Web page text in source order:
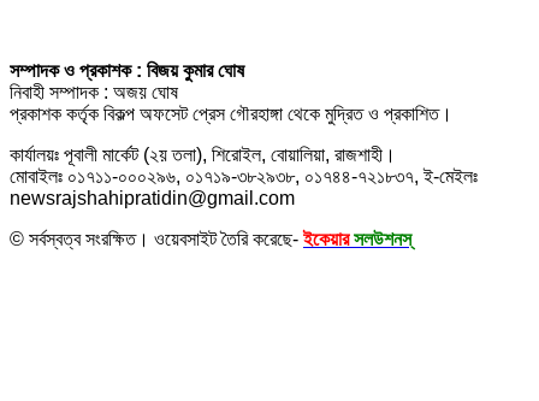
সম্পাদক ও প্রকাশক : বিজয় কুমার ঘোষ
নিবাহী সম্পাদক : অজয় ঘোষ
প্রকাশক কর্তৃক বিকল্প অফসেট প্রেস গৌরহাঙ্গা থেকে মুদ্রিত ও প্রকাশিত।
কার্যালয়ঃ পূবালী মার্কেট (২য় তলা), শিরোইল, বোয়ালিয়া, রাজশাহী।
মোবাইলঃ ০১৭১১-০০০২৯৬, ০১৭১৯-৩৮২৯৩৮, ০১৭৪৪-৭২১৮৩৭, ই-মেইলঃ
newsrajshahipratidin@gmail.com
© সর্বস্বত্ব সংরক্ষিত। ওয়েবসাইট তৈরি করেছে-ইকেয়ার সলউশনস্